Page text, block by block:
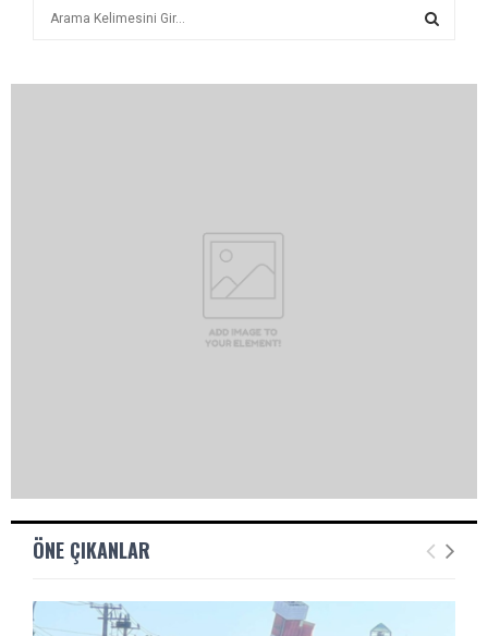
ÖNE ÇIKANLAR